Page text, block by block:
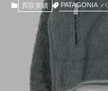
買取実績 PATAGONIA